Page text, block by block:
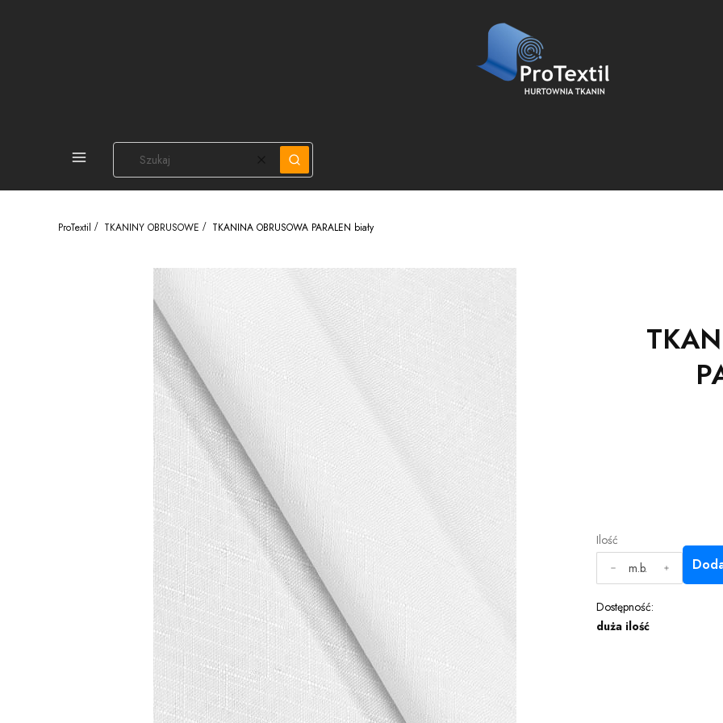
PEŁNA OFERTA
WyczyśćSzukaj
ProTextil TKANINY OBRUSOWE TKANINA OBRUSOWA PARALEN biały
Ilość
m.b.
Dostępność:
duża ilość